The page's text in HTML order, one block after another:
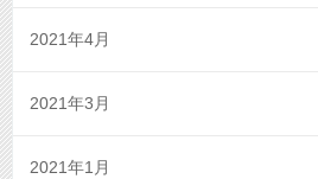
2021年4月
2021年3月
2021年1月